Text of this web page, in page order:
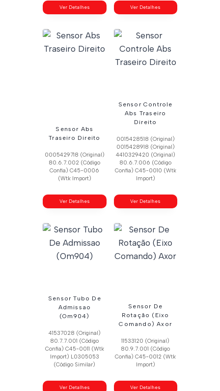
Ver Detalhes Ver Detalhes
Sensor Abs
Traseiro Direito
0005429718 (Original)
80.6.7.002 (Código
Confia) C45-0006
(Wtk Import)
Ver Detalhes
Sensor Controle
Abs Traseiro
Direito
0015428518 (Original)
0015428918 (Original)
4410329420 (Original)
80.6.7.006 (Código
Confia) C45-0010 (Wtk
Import)
Ver Detalhes
Sensor Tubo De
Admissao
(Om904)
41537028 (Original)
80.7.7.001 (Código
Confia) C45-0011 (Wtk
Import) L0305053
(Código Similar)
Ver Detalhes
Sensor De
Rotação (Eixo
Comando) Axor
11533120 (Original)
80.9.7.001 (Código
Confia) C45-0012 (Wtk
Import)
Ver Detalhes